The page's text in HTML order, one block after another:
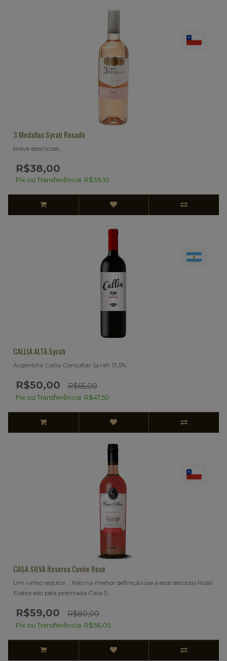
3 Medallas Syrah Rosado
breve descricoes..
R$38,00
Pix ou Transferência: R$36,10
CALLIA ALTA Syrah
Argentina Callia Consultar Syrah 13,5%..
R$50,00 R$65,00
Pix ou Transferência: R$47,50
CASA SILVA Reserva Cuvée Rosé
Um vinho sedutor... Não há melhor definição para este delicioso Rosé!
Elaborado pela premiada Casa S..
R$59,00 R$80,00
Pix ou Transferência: R$56,05